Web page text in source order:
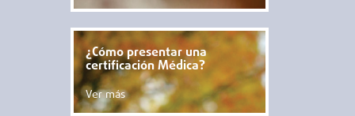
¿Cómo presentar una
certificación Médica?
Ver más